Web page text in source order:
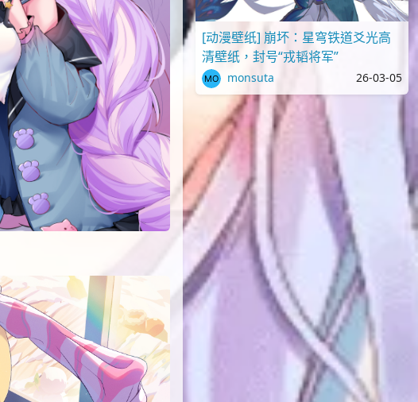
[动漫壁纸] 崩坏：星穹铁道爻光高
清壁纸，封号“戎韬将军”
monsuta 26-03-05